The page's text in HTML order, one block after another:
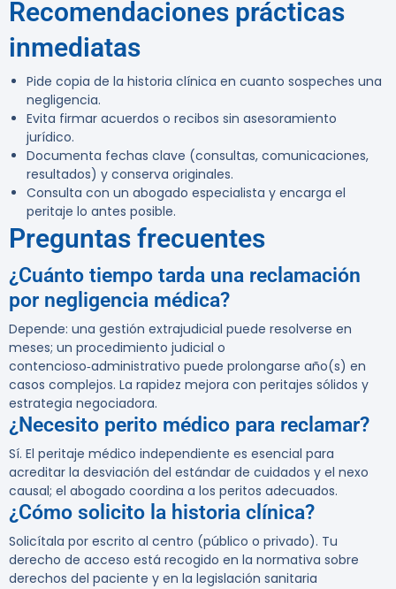
Recomendaciones prácticas
inmediatas
Pide copia de la historia clínica en cuanto sospeches una
negligencia.
Evita firmar acuerdos o recibos sin asesoramiento
jurídico.
Documenta fechas clave (consultas, comunicaciones,
resultados) y conserva originales.
Consulta con un abogado especialista y encarga el
peritaje lo antes posible.
Preguntas frecuentes
¿Cuánto tiempo tarda una reclamación
por negligencia médica?
Depende: una gestión extrajudicial puede resolverse en
meses; un procedimiento judicial o
contencioso‑administrativo puede prolongarse año(s) en
casos complejos. La rapidez mejora con peritajes sólidos y
estrategia negociadora.
¿Necesito perito médico para reclamar?
Sí. El peritaje médico independiente es esencial para
acreditar la desviación del estándar de cuidados y el nexo
causal; el abogado coordina a los peritos adecuados.
¿Cómo solicito la historia clínica?
Solicítala por escrito al centro (público o privado). Tu
derecho de acceso está recogido en la normativa sobre
derechos del paciente y en la legislación sanitaria